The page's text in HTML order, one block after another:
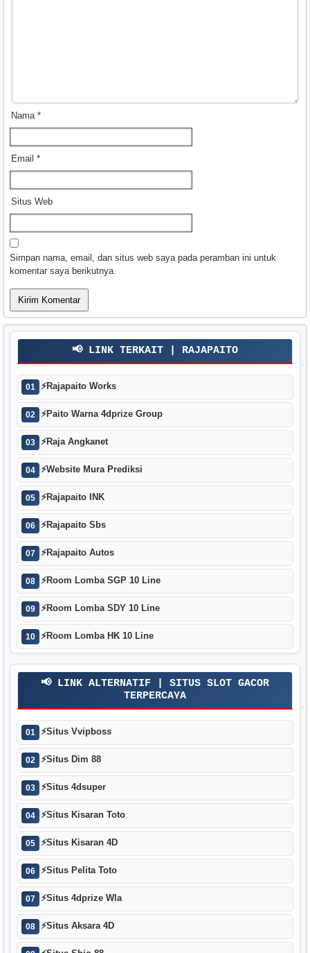
Nama *
Email *
Situs Web
Simpan nama, email, dan situs web saya pada peramban ini untuk
komentar saya berikutnya.
📢 LINK TERKAIT | RAJAPAITO
01 ⚡Rajapaito Works
02 ⚡Paito Warna 4dprize Group
03 ⚡Raja Angkanet
04 ⚡Website Mura Prediksi
05 ⚡Rajapaito INK
06 ⚡Rajapaito Sbs
07 ⚡Rajapaito Autos
08 ⚡Room Lomba SGP 10 Line
09 ⚡Room Lomba SDY 10 Line
10 ⚡Room Lomba HK 10 Line
📢 LINK ALTERNATIF | SITUS SLOT GACOR
TERPERCAYA
01 ⚡Situs Vvipboss
02 ⚡Situs Dim 88
03 ⚡Situs 4dsuper
04 ⚡Situs Kisaran Toto
05 ⚡Situs Kisaran 4D
06 ⚡Situs Pelita Toto
07 ⚡Situs 4dprize Wla
08 ⚡Situs Aksara 4D